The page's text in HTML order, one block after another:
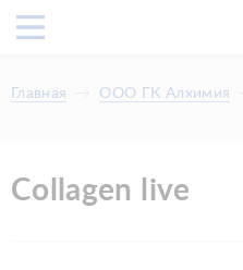
Главная ООО ГК Алхимия
Collagen live